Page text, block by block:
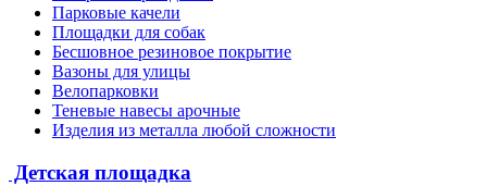
Парковые качели
Площадки для собак
Бесшовное резиновое покрытие
Вазоны для улицы
Велопарковки
Теневые навесы арочные
Изделия из металла любой сложности
Детская площадка